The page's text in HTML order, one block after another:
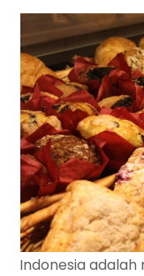
Indonesia